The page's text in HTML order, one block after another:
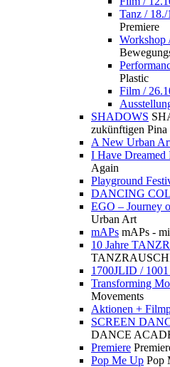
Tanz /
Premiere
Workshop
Plastic
Film /
SHADOWS
zukünftigen
A New Urban
I Have Dreamed
Again
Playground
DANCING
EGO – Journey
Urban Art
mAPs mAPs -
10 Jahre
1700JLID /
Transforming
Movements
Aktionen +
SCREEN
DANCE
Premiere
Pop Me Up Pop